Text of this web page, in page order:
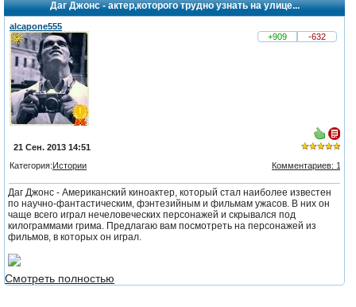
Даг Джонс - актер,которого трудно узнать на улице...
alcapone555
+909
-632
из 5,
голосов:
21 Сен. 2013 14:51
Комментариев: 1
Категория:Истории
Даг Джонс - Американский киноактер, который стал наиболее известен
по научно-фантастическим, фэнтезийным и фильмам ужасов. В них он
чаще всего играл нечеловеческих персонажей и скрывался под
килограммами грима. Предлагаю вам посмотреть на персонажей из
фильмов, в которых он играл.
Смотреть полностью